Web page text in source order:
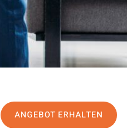
ANGEBOT ERHALTEN